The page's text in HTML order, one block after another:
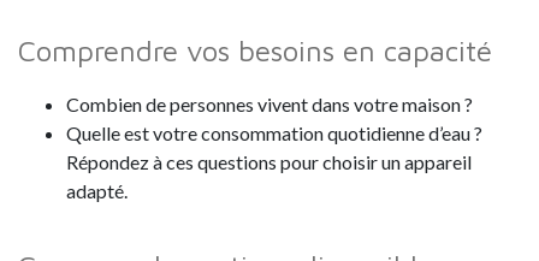
Comprendre vos besoins en capacité
Combien de personnes vivent dans votre maison ?
Quelle est votre consommation quotidienne d’eau ?
Répondez à ces questions pour choisir un appareil
adapté.